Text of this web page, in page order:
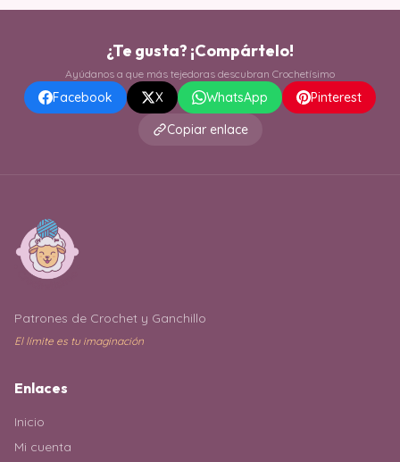
¿Te gusta? ¡Compártelo!
Ayúdanos a que más tejedoras descubran Crochetísimo
Facebook X WhatsApp
Pinterest
Copiar enlace
Patrones de Crochet y Ganchillo
El límite es tu imaginación
Enlaces
Inicio
Mi cuenta